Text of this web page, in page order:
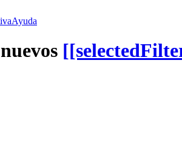
Ayuda